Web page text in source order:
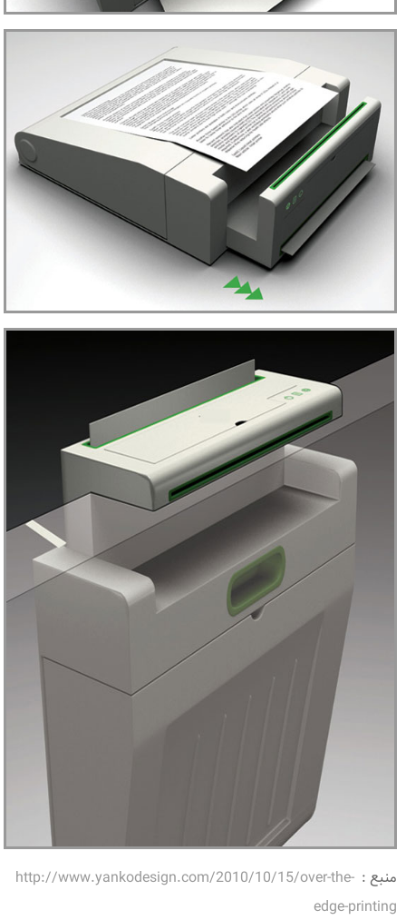
منبع : http://www.yankodesign.com/2010/10/15/over-the-
edge-printing